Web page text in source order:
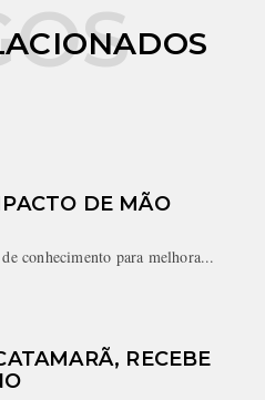
DE MÃO
conhecimento para melhora...
RECEBE